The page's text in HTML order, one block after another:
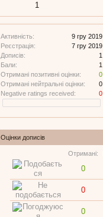
Активність:
9 гру 2019
Реєстрація:
7 гру 2019
Дописів:
1
Бали:
1
Отримані позитивні оцінки:
0
Отримані нейтральні оцінки:
0
Negative ratings received:
0
Оцінки дописів
Отримані:
0
0
0
1